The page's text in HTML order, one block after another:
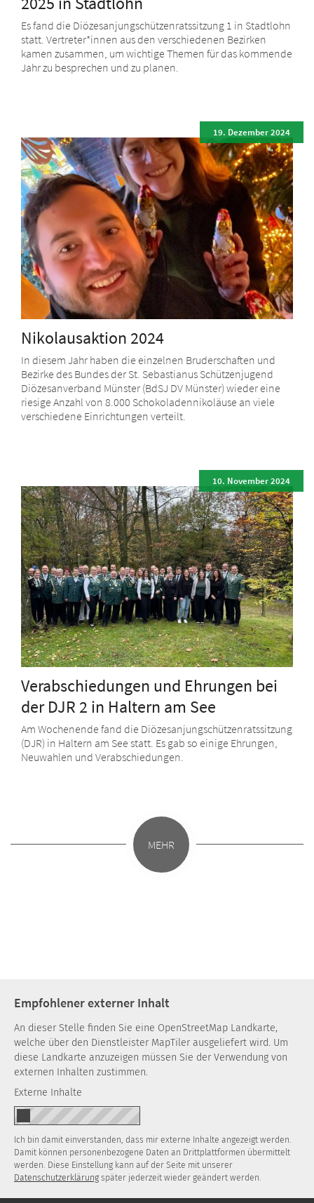
Es fand die Diözesanjungschützenratssitzung 1 in Stadtlohn
statt. Vertreter*innen aus den verschiedenen Bezirken
kamen zusammen, um wichtige Themen für das kommende
Jahr zu besprechen und zu planen.
Nikolausaktion 2024
19. Dezember 2024
In diesem Jahr haben die einzelnen Bruderschaften und
Bezirke des Bundes der St. Sebastianus Schützenjugend
Diözesanverband Münster (BdSJ DV Münster) wieder eine
riesige Anzahl von 8.000 Schokoladennikoläuse an viele
verschiedene Einrichtungen verteilt.
Verabschiedungen und Ehrungen bei
der DJR 2 in Haltern am See
10. November 2024
Am Wochenende fand die Diözesanjungschützenratssitzung
(DJR) in Haltern am See statt. Es gab so einige Ehrungen,
Neuwahlen und Verabschiedungen.
MEHR
Empfohlener externer Inhalt
An dieser Stelle finden Sie eine OpenStreetMap Landkarte,
welche über den Dienstleister MapTiler ausgeliefert wird. Um
diese Landkarte anzuzeigen müssen Sie der Verwendung von
externen Inhalten zustimmen.
Externe Inhalte
Ich bin damit einverstanden, dass mir externe Inhalte angezeigt werden.
Damit können personenbezogene Daten an Drittplattformen übermittelt
werden. Diese Einstellung kann auf der Seite mit unserer
Datenschutzerklärung später jederzeit wieder geändert werden.